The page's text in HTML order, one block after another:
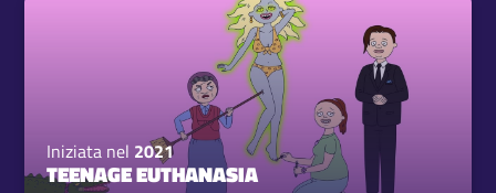
Iniziata nel 2021
TEENAGE EUTHANASIA